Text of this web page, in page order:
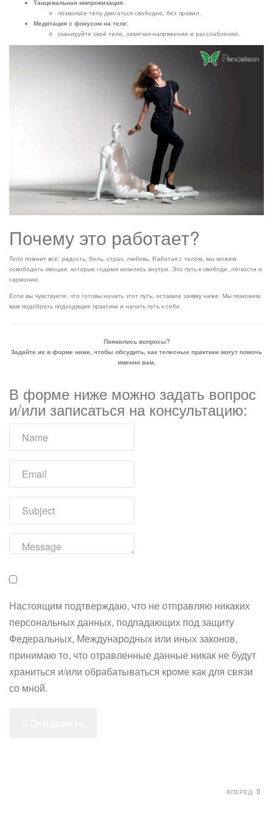
Танцевальная импровизация:
позвольте телу двигаться свободно, без правил.
Медитация с фокусом на теле:
сканируйте своё тело, замечая напряжение и расслабление.
Почему это работает?
Тело помнит всё: радость, боль, страх, любовь. Работая с телом, мы можем
освободить эмоции, которые годами копились внутри. Это путь к свободе, лёгкости и
гармонии.
Если вы чувствуете, что готовы начать этот путь, оставьте заявку ниже. Мы поможем
вам подобрать подходящие практики и начать путь к себе.
Появились вопросы?
Задайте их в форме ниже, чтобы обсудить, как телесные практики могут помочь
именно вам.
В форме ниже можно задать вопрос
и/или записаться на консультацию:
Настоящим подтверждаю, что не отправляю никаких
персональных данных, подпадающих под защиту
Федеральных, Международных или иных законов,
принимаю то, что отравленные данные никак не будут
храниться и/или обрабатываться кроме как для связи
со мной.
ВПЕРЕД